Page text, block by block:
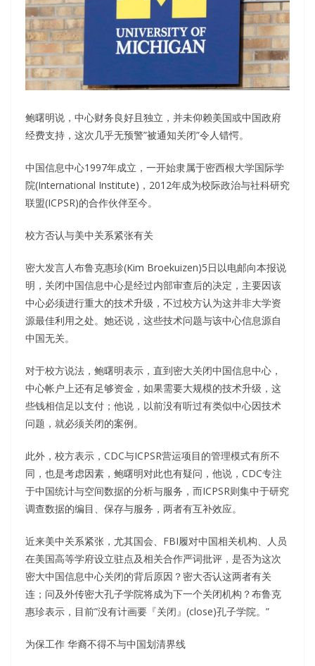
鲍曙明说，中心财务良好且独立，并未仰赖美国或中国政府
经费支持，这次几乎无预警”被通知关闭”令人错愕。
中国信息中心1997年成立，一开始隶属于密西根大学国际学
院(International Institute)，2012年成为校际政治与社科研究
联盟(ICPSR)的合作伙伴至今。
校方否认与美中关系紧张有关
密大发言人布鲁克惠珍(Kim Broekuizen)5日以电邮向本报说
明，关闭中国信息中心是经过内部审查后的决定，主要因该
中心必须进行重大的技术升级，不过校方认为这并非大学资
源最佳利用之处。她还说，这些技术问题与该中心信息源自
中国无关。
对于校方说法，鲍曙明表示，直到密大关闭中国信息中心，
中心帐户上还有足够资金，如果需要大规模的技术升级，这
些钱相信足以支付；他说，以前没有听过有类似中心因技术
问题，就必须关闭的案例。
此外，校方表示，CDC与ICPSR营运项目的管理模式有所不
同，也是考虑因素，鲍曙明对此也有疑问，他说，CDC专注
于中国统计与空间数据的分析与服务，而ICPSR则集中于研究
调查数据的编目、保存与服务，两者有互补效应。
近来美中关系紧张，尤其国会、FBI履对中国相关机构、人员
在美国高等学府设立驻点及相关合作严词批评，是否为这次
密大中国信息中心关闭的背后原因？密大否认这两者有关
连；问及外传密大孔子学院将成为下一个关闭机构？布鲁克
惠珍表示，目前”没有计画要『关闭』(close)孔子学院。”
为保工作 华裔不得不与中国划清界线